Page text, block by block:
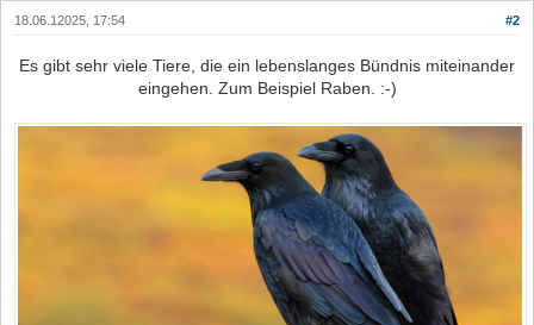
#2
18.06.12025, 17:54
Es gibt sehr viele Tiere, die ein lebenslanges Bündnis miteinander
eingehen. Zum Beispiel Raben. :-)